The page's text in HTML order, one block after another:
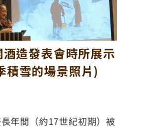
造發表會時所展示
積雪的場景照片)
年間（約17世紀初期）被